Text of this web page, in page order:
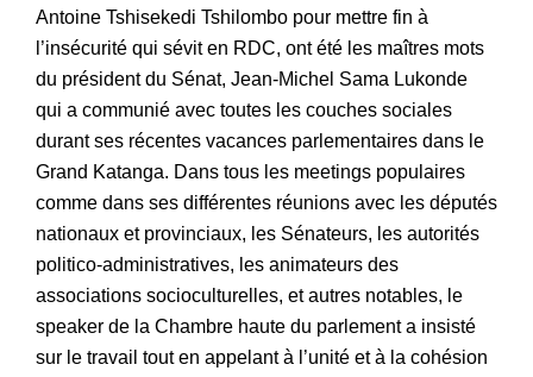
Antoine Tshisekedi Tshilombo pour mettre fin à
l’insécurité qui sévit en RDC, ont été les maîtres mots
du président du Sénat, Jean-Michel Sama Lukonde
qui a communié avec toutes les couches sociales
durant ses récentes vacances parlementaires dans le
Grand Katanga. Dans tous les meetings populaires
comme dans ses différentes réunions avec les députés
nationaux et provinciaux, les Sénateurs, les autorités
politico-administratives, les animateurs des
associations socioculturelles, et autres notables, le
speaker de la Chambre haute du parlement a insisté
sur le travail tout en appelant à l’unité et à la cohésion